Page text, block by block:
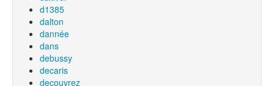
d1385
dalton
dannée
dans
debussy
decaris
decouvrez